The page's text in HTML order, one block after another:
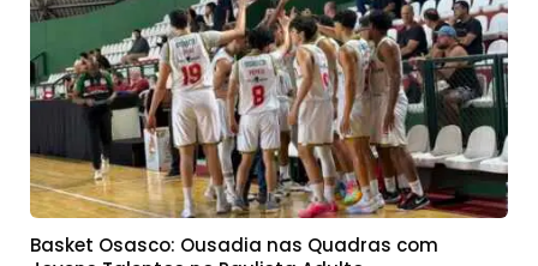
Basket Osasco: Ousadia nas Quadras com